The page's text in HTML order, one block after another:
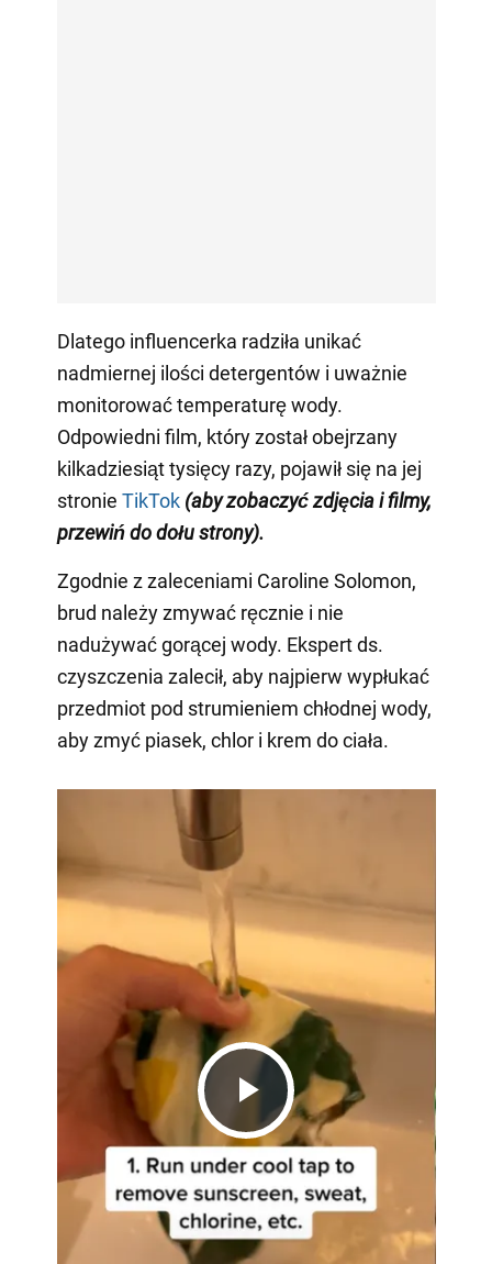
Dlatego influencerka radziła unikać
nadmiernej ilości detergentów i uważnie
monitorować temperaturę wody.
Odpowiedni film, który został obejrzany
kilkadziesiąt tysięcy razy, pojawił się na jej
stronie TikTok (aby zobaczyć zdjęcia i filmy,
przewiń do dołu strony).
Zgodnie z zaleceniami Caroline Solomon,
brud należy zmywać ręcznie i nie
nadużywać gorącej wody. Ekspert ds.
czyszczenia zalecił, aby najpierw wypłukać
przedmiot pod strumieniem chłodnej wody,
aby zmyć piasek, chlor i krem do ciała.
Play
Video